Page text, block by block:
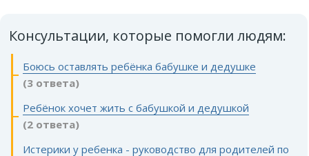
Консультации, которые помогли людям:
Боюсь оставлять ребёнка бабушке и дедушке
(3 ответа)
Ребёнок хочет жить с бабушкой и дедушкой
(2 ответа)
Истерики у ребенка - руководство для родителей по